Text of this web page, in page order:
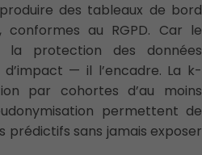
des tableaux de bord
conformes au RGPD. Car le
la protection des données
— il l’encadre. La k-
par cohortes d’au moins
permettent de
prédictifs sans jamais exposer